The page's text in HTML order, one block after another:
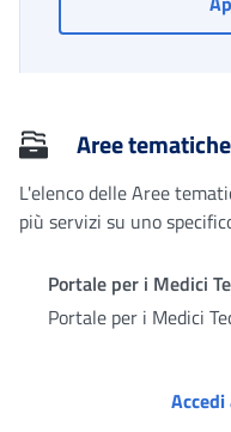
Aree tematiche
L'elenco delle Aree
più servizi su uno
Portale per i Medici
Portale per i Medici